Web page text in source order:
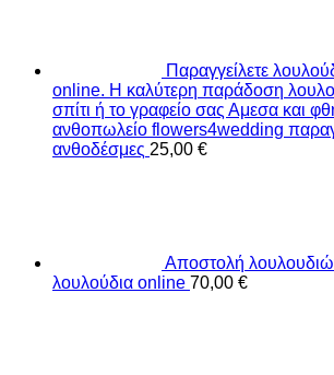
Παραγγείλετε
online. Η καλύτερη παράδοση
σπίτι ή το γραφείο σας Αμεσα και
ανθοπωλείο flowers4wedding
ανθοδέσμες 25,00 €
Αποστολή
λουλούδια online 70,00 €